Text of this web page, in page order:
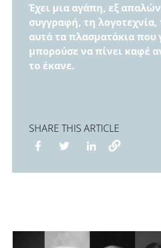
Έχει μια αγάπη, εξ
συγγραφή, τη λογοτεχνία,
αυτά τα πλασματάκια που
μπορούσε να πίνει καφέ
το έκανε.
SHARE THIS ARTICLE